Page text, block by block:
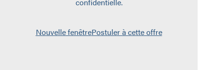
Nouvelle fenêtrePostuler à cette offre